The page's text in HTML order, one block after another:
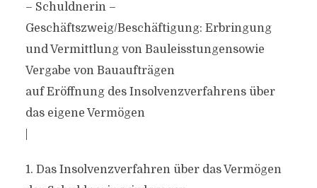
– Schuldnerin –
Geschäftszweig/Beschäftigung: Erbringung
und Vermittlung von Bauleisstungensowie
Vergabe von Bauaufträgen
auf Eröffnung des Insolvenzverfahrens über
das eigene Vermögen
1. Das Insolvenzverfahren über das Vermögen